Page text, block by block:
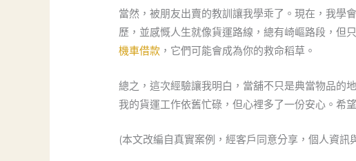
當然，被朋友出賣的教訓讓我學乖了。現在，我學
歷，並感慨人生就像貨運路線，總有崎嶇路段，但
機車借款 ，它們可能會成為你的救命稻草。
總之，這次經驗讓我明白，當舖不只是典當物品的
我的貨運工作依舊忙碌，但心裡多了一份安心。希
(本文改編自真實案例，經客戶同意分享，個人資